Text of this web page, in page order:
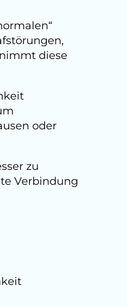
diese
oder
zu
Verbindung